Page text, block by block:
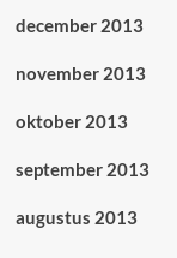
december 2013
november 2013
oktober 2013
september 2013
augustus 2013